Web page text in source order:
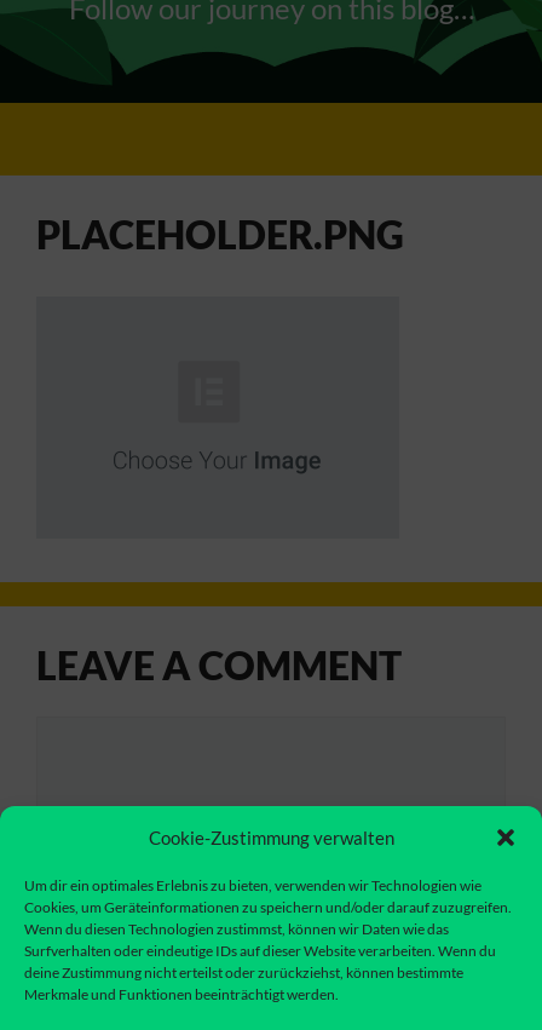
Cookie-Zustimmung verwalten
Um dir ein optimales Erlebnis zu bieten, verwenden wir Technologien wie
Cookies, um Geräteinformationen zu speichern und/oder darauf zuzugreifen.
Wenn du diesen Technologien zustimmst, können wir Daten wie das
Surfverhalten oder eindeutige IDs auf dieser Website verarbeiten. Wenn du
deine Zustimmung nicht erteilst oder zurückziehst, können bestimmte
Merkmale und Funktionen beeinträchtigt werden.
Follow our journey on this blog…
PLACEHOLDER.PNG
LEAVE A COMMENT
Name